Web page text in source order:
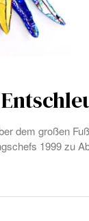
dem großen
1999 zu